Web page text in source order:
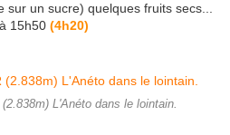
sur un sucre) quelques fruits secs...
15h50 (4h20)
L'Anéto dans le lointain.